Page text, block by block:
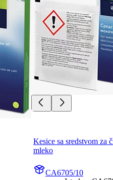
Kesice sa sredstvom za
mleko
CA6705/10